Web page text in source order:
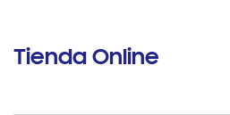
Tienda Online